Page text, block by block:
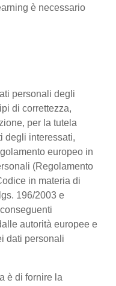
è necessario
personali degli
di correttezza,
per la tutela
degli interessati,
europeo in
(Regolamento
in materia di
196/2003 e
autorità europee e
dati personali
è di fornire la